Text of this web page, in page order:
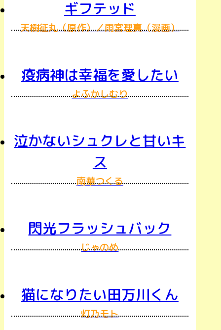
ギフテッド
天樹征丸（原作）／雨宮理真（漫画）
疫病神は幸福を愛したい
よふかしむり
泣かないシュクレと甘いキ
ス
南華つくる
閃光フラッシュバック
じゃのめ
猫になりたい田万川くん
灯乃モト